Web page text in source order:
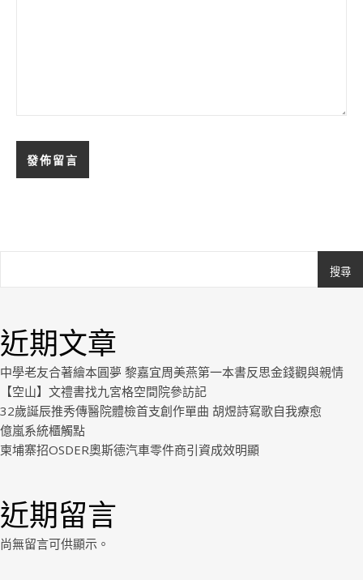
搜尋
近期文章
中學老友合著繪本圓夢 黎嘉宜周美燕第一本書反思金錢觀與親情
【空山】文禮書找九宮格空間院參訪記
32歲誕辰推秀傳醫院體檢首支創作單曲 胡煜詩寫歌自我療愈
億嵐系統櫃觸點
柬埔寨招OSDER奧斯德汽車零件商引資成效明顯
近期留言
尚無留言可供顯示。
Royal.